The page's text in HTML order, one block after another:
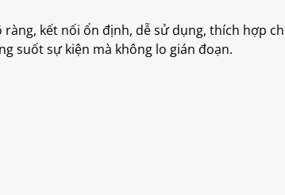
kết nối ổn định, dễ sử dụng, thích hợp
suốt sự kiện mà không lo gián đoạn.